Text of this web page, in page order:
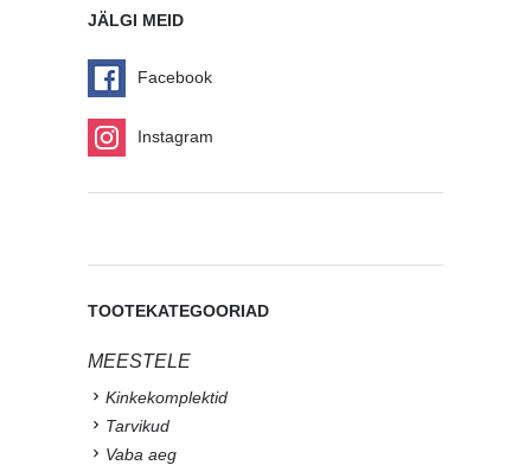
JÄLGI MEID
Facebook
Instagram
TOOTEKATEGOORIAD
MEESTELE
Kinkekomplektid
Tarvikud
Vaba aeg